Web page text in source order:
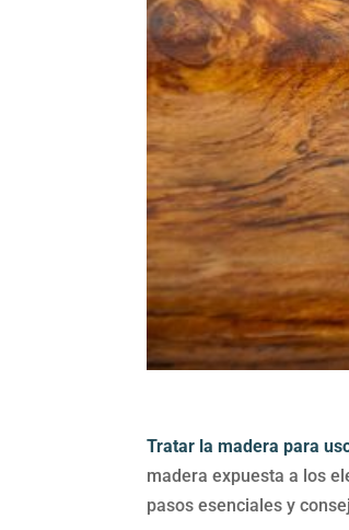
Tratar la madera para
madera expuesta a los
pasos esenciales y